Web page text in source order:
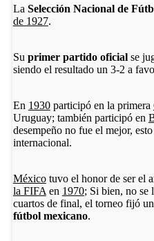
La Selección Nacional de
de 1927.
Su primer partido oficialse
siendo el resultado un 3-2 a
En 1930participó en la primera
Uruguay; también participó en
desempeño no fue el mejor,
internacional.
Méxicotuvo el honor de ser el
la FIFAen 1970; Si bien, no se
cuartos de final, el torneo fijó
fútbol mexicano.